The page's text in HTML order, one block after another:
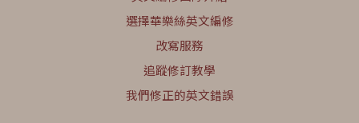
選擇華樂絲英文編修
改寫服務
追蹤修訂教學
我們修正的英文錯誤